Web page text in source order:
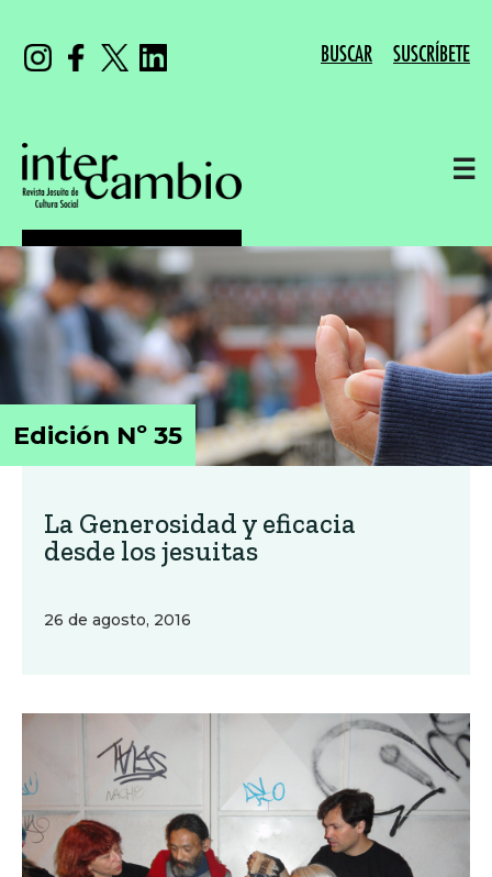
BUSCAR SUSCRÍBETE
☰
Edición Nº 35
La Generosidad y eficacia
desde los jesuitas
26 de agosto, 2016